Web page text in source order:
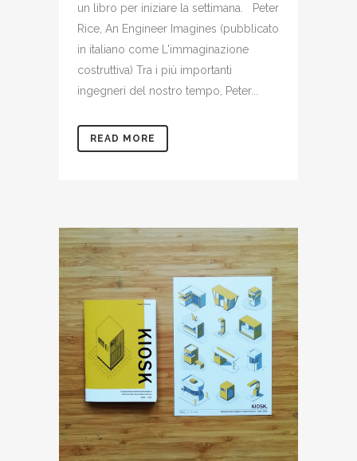
un libro per iniziare la settimana. Peter
Rice, An Engineer Imagines (pubblicato
in italiano come L'immaginazione
costruttiva) Tra i più importanti
ingegneri del nostro tempo, Peter...
READ MORE